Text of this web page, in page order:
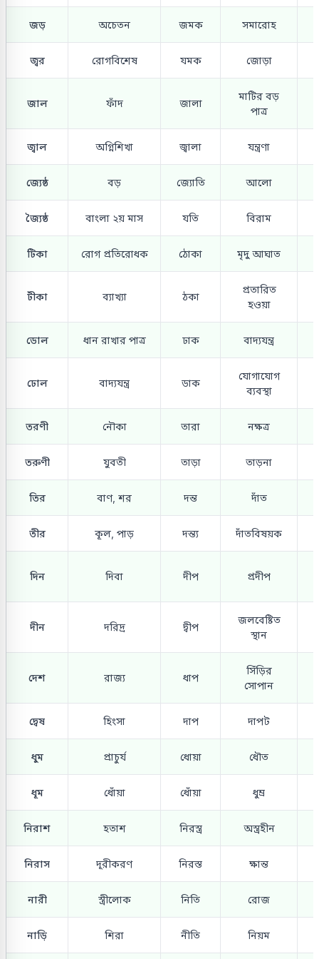
জড় অচেতন জমক সমারোহ
জ্বর রোগবিশেষ যমক জোড়া
জাল ফাঁদ জালা
মাটির বড়
পাত্র
জ্বাল অগ্নিশিখা জ্বালা যন্ত্রণা
জ্যেষ্ঠ বড় জ্যোতি আলো
জ্যৈষ্ঠ বাংলা ২য় মাস যতি বিরাম
টিকা রোগ প্রতিরোধক ঠোকা মৃদু আঘাত
টীকা ব্যাখ্যা ঠকা
প্রতারিত
হওয়া
ডোল ধান রাখার পাত্র ঢাক বাদ্যযন্ত্র
ঢোল বাদ্যযন্ত্র ডাক
যোগাযোগ
ব্যবস্থা
তরণী নৌকা তারা নক্ষত্র
তরুণী যুবতী তাড়া তাড়না
তির বাণ, শর দন্ত দাঁত
তীর কূল, পাড় দন্ত্য দাঁতবিষয়ক
দিন দিবা দীপ প্রদীপ
দীন দরিদ্র দ্বীপ
জলবেষ্টিত
স্থান
দেশ রাজ্য ধাপ
সিঁড়ির
সোপান
দ্বেষ হিংসা দাপ দাপট
ধুম প্রাচুর্য ধোয়া ধৌত
ধূম ধোঁয়া ধোঁয়া ধুম্র
নিরাশ হতাশ নিরস্ত্র অস্ত্রহীন
নিরাস দূরীকরণ নিরস্ত ক্ষান্ত
নারী স্ত্রীলোক নিতি রোজ
নাড়ি শিরা নীতি নিয়ম